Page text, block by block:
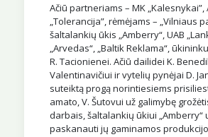
Ačiū partneriams – MK „Kalesnykai”,
„Tolerancija”, rėmėjams – „Vilniaus
šaltalankių ūkis „Amberry“, UAB
„Arvedas“, „Baltik Reklama“,
R. Tacionienei. Ačiū dailidei K.
Valentinavičiui ir vytelių pynėjai D.
suteiktą progą norintiesiems
amato, V. Šutovui už galimybę
darbais, šaltalankių ūkiui „Amberry“
paskanauti jų gaminamos